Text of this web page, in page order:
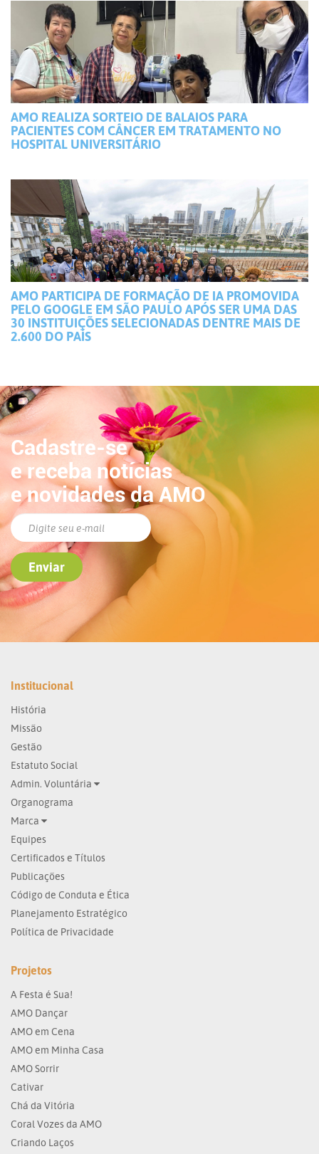
AMO REALIZA SORTEIO DE BALAIOS PARA
PACIENTES COM CÂNCER EM TRATAMENTO NO
HOSPITAL UNIVERSITÁRIO
AMO PARTICIPA DE FORMAÇÃO DE IA PROMOVIDA
PELO GOOGLE EM SÃO PAULO APÓS SER UMA DAS
30 INSTITUIÇÕES SELECIONADAS DENTRE MAIS DE
2.600 DO PAÍS
Cadastre-se
e receba notícias
e novidades da AMO
Institucional
História
Missão
Gestão
Estatuto Social
Admin. Voluntária
Organograma
Marca
Equipes
Certificados e Títulos
Publicações
Código de Conduta e Ética
Planejamento Estratégico
Política de Privacidade
Projetos
A Festa é Sua!
AMO Dançar
AMO em Cena
AMO em Minha Casa
AMO Sorrir
Cativar
Chá da Vitória
Coral Vozes da AMO
Criando Laços